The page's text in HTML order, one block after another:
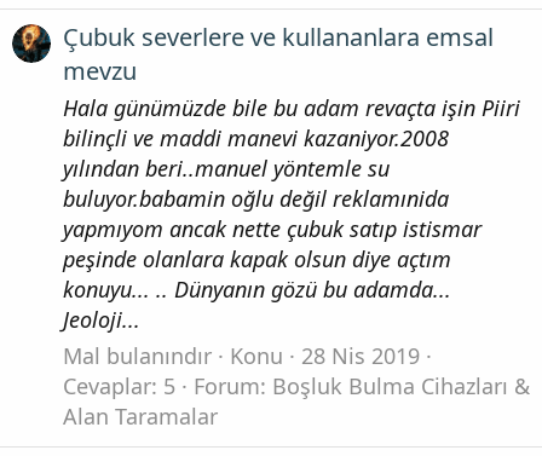
Çubuk severlere ve kullananlara emsal
mevzu
Hala günümüzde bile bu adam revaçta işin Piiri
bilinçli ve maddi manevi kazaniyor.2008
yılından beri..manuel yöntemle su
buluyor.babamin oğlu değil reklamınida
yapmıyom ancak nette çubuk satıp istismar
peşinde olanlara kapak olsun diye açtım
konuyu... .. Dünyanın gözü bu adamda...
Jeoloji...
Mal bulanındır
Konu
28 Nis 2019
Cevaplar: 5
Forum: Boşluk Bulma Cihazları &
Alan Taramalar